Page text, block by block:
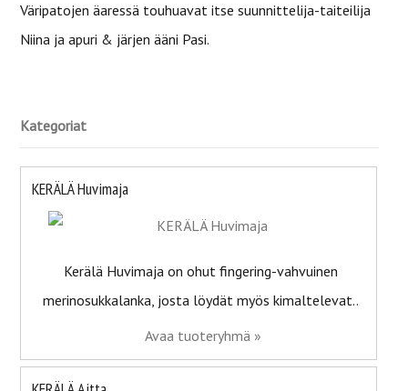
Väripatojen äaressä touhuavat itse suunnittelija-taiteilija
Niina ja apuri & järjen ääni Pasi.
Kategoriat
KERÄLÄ Huvimaja
Kerälä Huvimaja on ohut fingering-vahvuinen
merinosukkalanka, josta löydät myös kimaltelevat..
Avaa tuoteryhmä »